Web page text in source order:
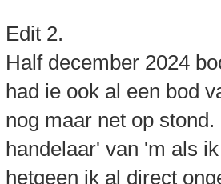
Edit 2.
Half december 2024
had ie ook al een bod
nog maar net op
handelaar' van 'm als
hetgeen ik al direct